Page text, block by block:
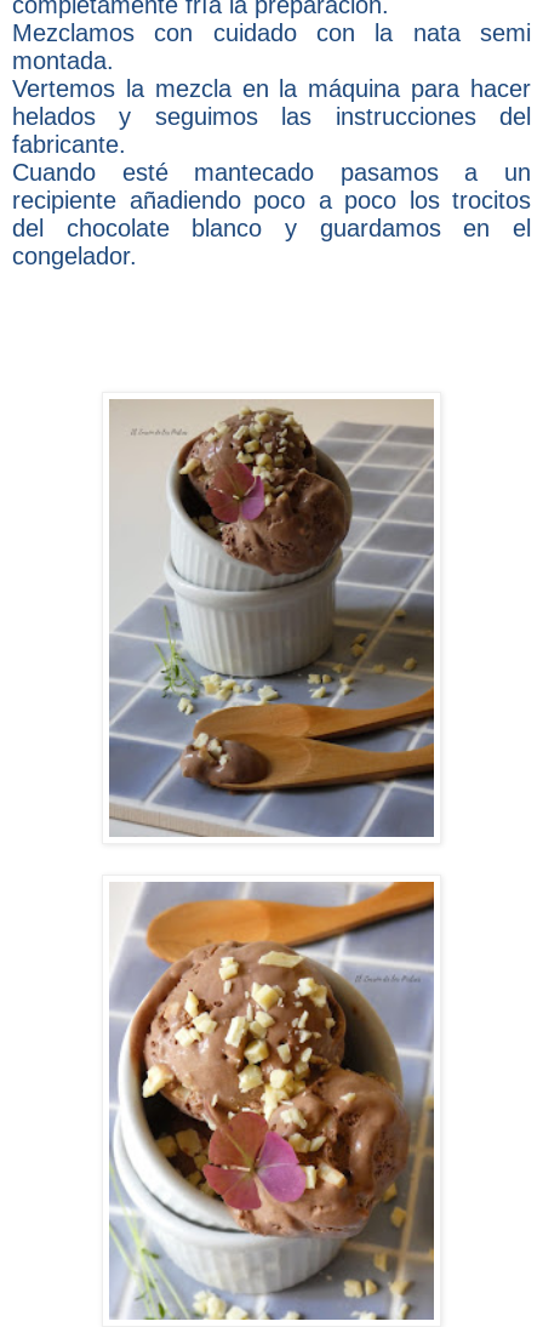
Mezclamos con cuidado con la nata semi
montada.
Vertemos la mezcla en la máquina para hacer
helados y seguimos las instrucciones del
fabricante.
Cuando esté mantecado pasamos a un
recipiente añadiendo poco a poco los trocitos
del chocolate blanco y guardamos en el
congelador.